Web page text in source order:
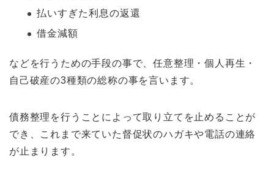
払いすぎた利息の返還
借金減額
などを行うための手段の事で、任意整理・個人再生・
自己破産の3種類の総称の事を言います。
債務整理を行うことによって取り立てを止めることが
でき、これまで来ていた督促状のハガキや電話の連絡
が止まります。